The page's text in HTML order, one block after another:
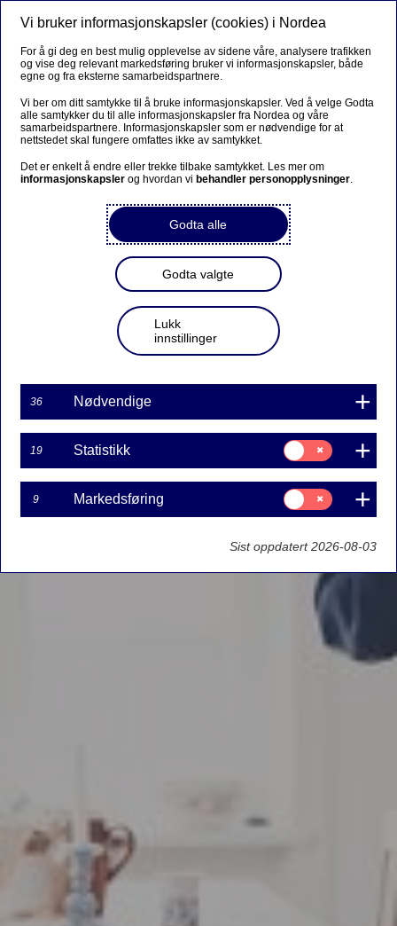
Vi bruker informasjonskapsler (cookies) i Nordea
For å gi deg en best mulig opplevelse av sidene våre, analysere trafikken
og vise deg relevant markedsføring bruker vi informasjonskapsler, både
egne og fra eksterne samarbeidspartnere.
Vi ber om ditt samtykke til å bruke informasjonskapsler. Ved å velge Godta
alle samtykker du til alle informasjonskapsler fra Nordea og våre
samarbeidspartnere. Informasjonskapsler som er nødvendige for at
nettstedet skal fungere omfattes ikke av samtykket.
Det er enkelt å endre eller trekke tilbake samtykket. Les mer om
informasjonskapsler og hvordan vi behandler personopplysninger.
Godta alle
Godta valgte
Lukk
innstillinger
36 Nødvendige
19 Statistikk
Samtykke
til:
Statistikk
9 Markedsføring
Samtykke
til:
Markedsføring
Sist oppdatert 2026-08-03